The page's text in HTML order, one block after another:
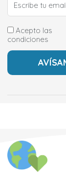
Acepto las
condiciones